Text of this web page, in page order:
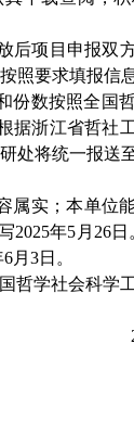
后项目申报双
照要求填报信
份数按照全国
据浙江省哲社
处将统一报送
属实；本单位
年5月26
月3日。
哲学社会科学